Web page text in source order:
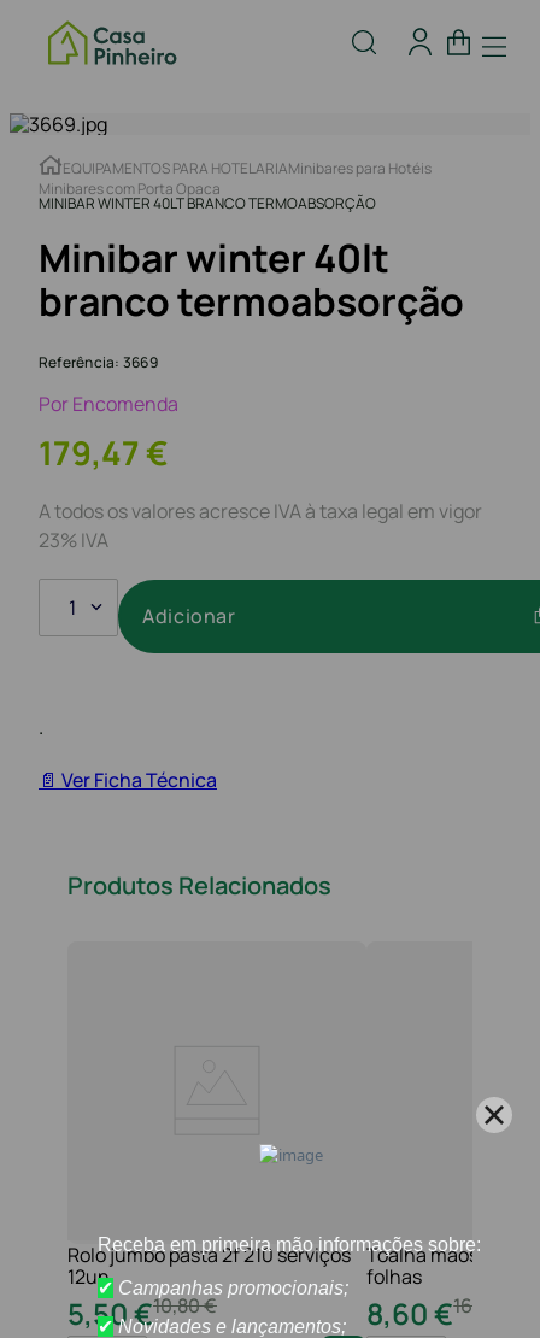
EQUIPAMENTOS PARA HOTELARIAMinibares para Hotéis
Minibares com Porta Opaca
MINIBAR WINTER 40LT BRANCO TERMOABSORÇÃO
Minibar winter 40lt
branco termoabsorção
Referência: 3669
Por Encomenda
179,47€
A todos os valores acresce IVA à taxa legal em vigor
23% IVA
1 Adicionar
.
📄 Ver Ficha Técnica
Produtos Relacionados
Rolo jumbo pasta 2f 210 serviços
12un
10,80€
5,50€
Toalha maos 2f
folhas
16
8,60€